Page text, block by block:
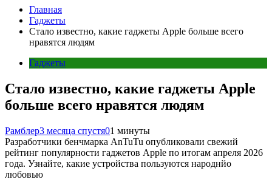
Главная
Гаджеты
Стало известно, какие гаджеты Apple больше всего
нравятся людям
Гаджеты
Стало известно, какие гаджеты Apple
больше всего нравятся людям
Рамблер3 месяца спустя01 минуты
Разработчики бенчмарка AnTuTu опубликовали свежий
рейтинг популярности гаджетов Apple по итогам апреля 2026
года. Узнайте, какие устройства пользуются народнйо
любовью